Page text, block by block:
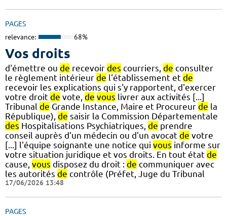
PAGES
relevance: 68%
Vos droits
d'émettre ou de recevoir des courriers, de consulter
le règlement intérieur de l'établissement et de
recevoir les explications qui s'y rapportent, d'exercer
votre droit de vote, de vous livrer aux activités [...]
Tribunal de Grande Instance, Maire et Procureur de la
République), de saisir la Commission Départementale
des Hospitalisations Psychiatriques, de prendre
conseil auprès d'un médecin ou d'un avocat de votre
[...] l'équipe soignante une notice qui vous informe sur
votre situation juridique et vos droits. En tout état de
cause, vous disposez du droit : de communiquer avec
les autorités de contrôle (Préfet, Juge du Tribunal
17/06/2026 13:48
PAGES